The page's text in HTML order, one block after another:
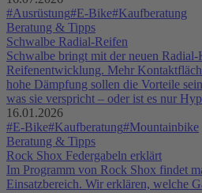
#Ausrüstung#E-Bike#Kaufberatung
Beratung & Tipps
Schwalbe Radial-Reifen
Schwalbe bringt mit der neuen
Reifenentwicklung. Mehr
hohe Dämpfung sollen die Vorteile
was sie verspricht – oder ist es nur
16.01.2026
#E-Bike#Kaufberatung#Mountainbike
Beratung & Tipps
Rock Shox Federgabeln erklärt
Im Programm von Rock Shox findet
Einsatzbereich. Wir erklären, welche